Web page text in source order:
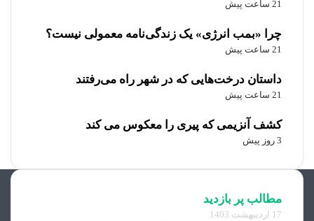
21 ساعت پیش
چرا «بمب انرژی» یک زندگی‌نامه معمولی نیست؟
21 ساعت پیش
داستان درخت‌هایی که در شهر راه می‌رفتند
21 ساعت پیش
کشف آنزیمی که پیری را معکوس می کند
3 روز پیش
مطالب پر بازدید
17 اردیبهشت 1403